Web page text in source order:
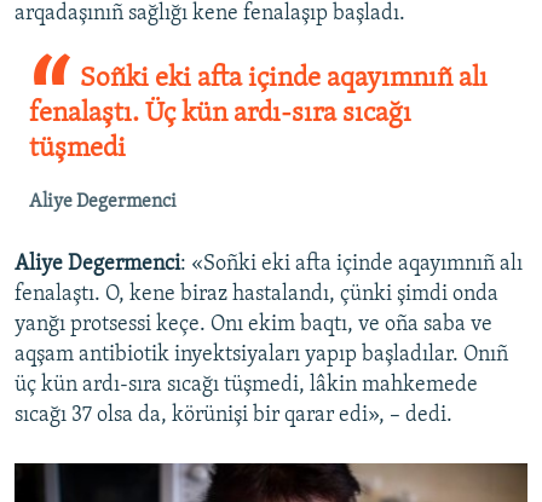
arqadaşınıñ sağlığı kene fenalaşıp başladı.
Soñki eki afta içinde aqayımnıñ alı
fenalaştı. Üç kün ardı-sıra sıcağı
tüşmedi
Aliye Degermenci
Aliye Degermenci: «Soñki eki afta içinde aqayımnıñ alı
fenalaştı. O, kene biraz hastalandı, çünki şimdi onda
yanğı protsessi keçe. Onı ekim baqtı, ve oña saba ve
aqşam antibiotik inyektsiyaları yapıp başladılar. Onıñ
üç kün ardı-sıra sıcağı tüşmedi, lâkin mahkemede
sıcağı 37 olsa da, körünişi bir qarar edi», – dedi.